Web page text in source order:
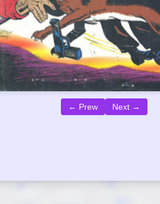
← Prew Next →